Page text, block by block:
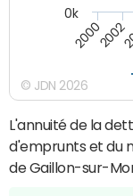
20002002
0k
© JDN 2026
L'annuité de la
d'emprunts et du
de Gaillon-sur-